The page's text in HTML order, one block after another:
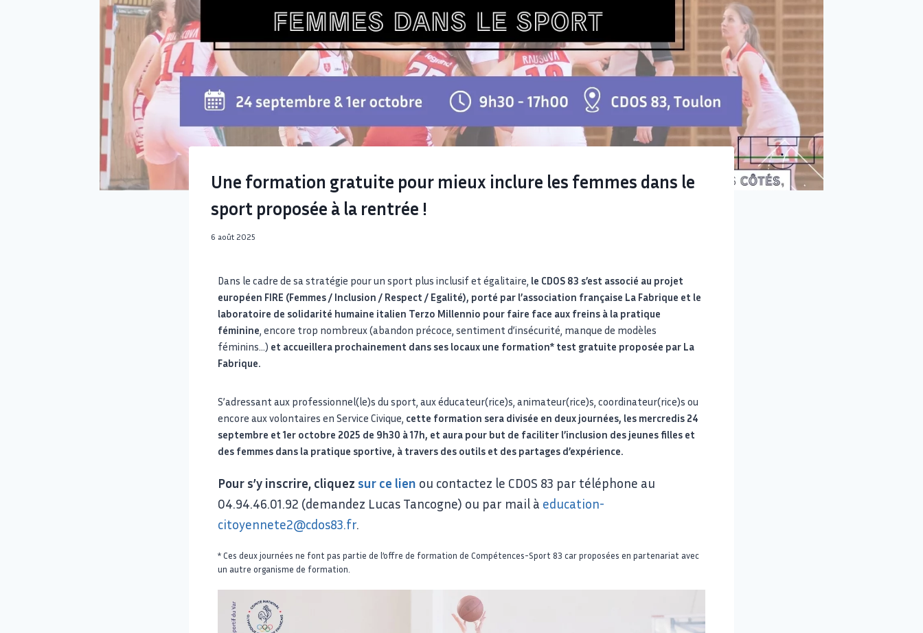
Une formation gratuite pour mieux inclure les femmes dans le
sport proposée à la rentrée !
6 août 2025
Dans le cadre de sa stratégie pour un sport plus inclusif et égalitaire, le CDOS 83 s’est associé au projet
européen FIRE (Femmes / Inclusion / Respect / Egalité), porté par l’association française La Fabrique et le
laboratoire de solidarité humaine italien Terzo Millennio pour faire face aux freins à la pratique
féminine , encore trop nombreux (abandon précoce, sentiment d’insécurité, manque de modèles
féminins…) et accueillera prochainement dans ses locaux une formation* test gratuite proposée par La
Fabrique.
S’adressant aux professionnel(le)s du sport, aux éducateur(rice)s, animateur(rice)s, coordinateur(rice)s ou
encore aux volontaires en Service Civique, cette formation sera divisée en deux journées, les mercredis 24
septembre et 1er octobre 2025 de 9h30 à 17h, et aura pour but de faciliter l’inclusion des jeunes filles et
des femmes dans la pratique sportive, à travers des outils et des partages d’expérience.
Pour s’y inscrire, cliquez sur ce lien ou contactez le CDOS 83 par téléphone au
04.94.46.01.92 (demandez Lucas Tancogne) ou par mail à education-
citoyennete2@cdos83.fr.
* Ces deux journées ne font pas partie de l’offre de formation de Compétences-Sport 83 car proposées en partenariat avec
un autre organisme de formation.